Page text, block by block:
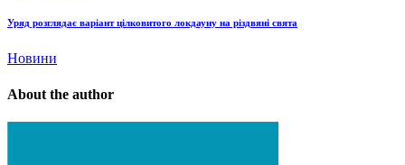
Уряд розглядає варіант цілковитого локдауну на різдвяні свята
Новини
About the author